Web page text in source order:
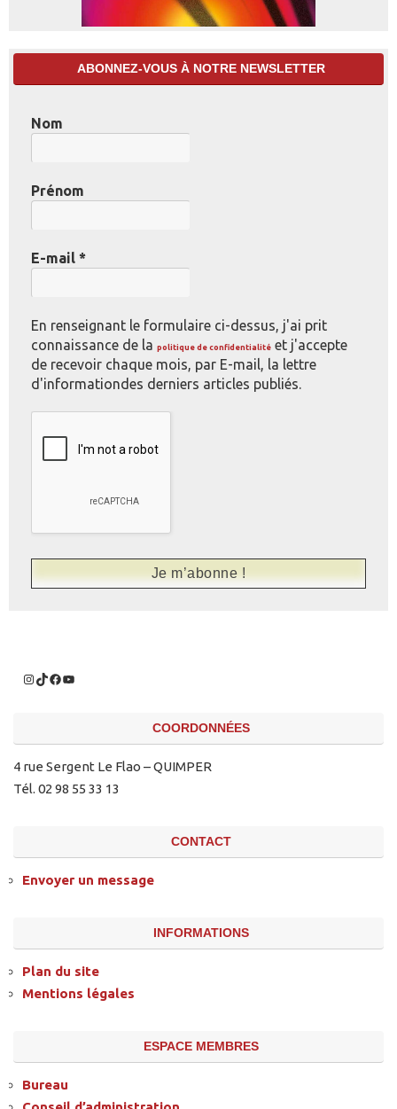
ABONNEZ-VOUS À NOTRE NEWSLETTER
Nom
Prénom
E-mail *
En renseignant le formulaire ci-dessus, j'ai prit
connaissance de la politique de confidentialité et j'accepte
de recevoir chaque mois, par E-mail, la lettre
d'informationdes derniers articles publiés.
COORDONNÉES
4 rue Sergent Le Flao – QUIMPER
Tél. 02 98 55 33 13
CONTACT
Envoyer un message
INFORMATIONS
Plan du site
Mentions légales
ESPACE MEMBRES
Bureau